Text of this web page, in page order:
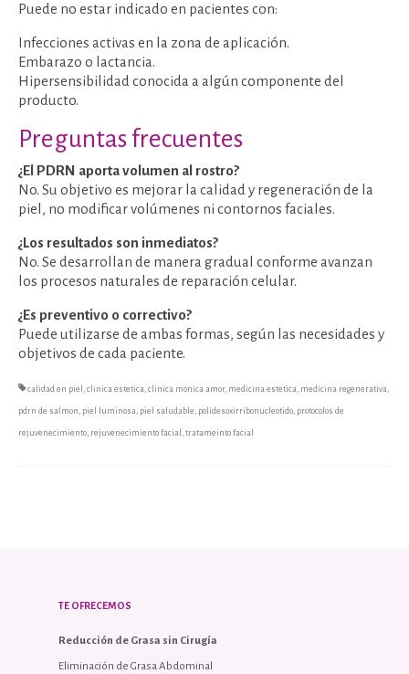
Puede no estar indicado en pacientes con:
Infecciones activas en la zona de aplicación.
Embarazo o lactancia.
Hipersensibilidad conocida a algún componente del
producto.
Preguntas frecuentes
¿El PDRN aporta volumen al rostro?
No. Su objetivo es mejorar la calidad y regeneración de la
piel, no modificar volúmenes ni contornos faciales.
¿Los resultados son inmediatos?
No. Se desarrollan de manera gradual conforme avanzan
los procesos naturales de reparación celular.
¿Es preventivo o correctivo?
Puede utilizarse de ambas formas, según las necesidades y
objetivos de cada paciente.
calidad en piel , clinica estetica, clinica monica amor, medicina estetica, medicina regenerativa,
pdrn de salmon , piel luminosa, piel saludable , polidesoxirribonucleotido, protocolos de
rejuvenecimiento, rejuvenecimiento facial , tratameinto facial
TE OFRECEMOS
Reducción de Grasa sin Cirugía
Eliminación de Grasa Abdominal